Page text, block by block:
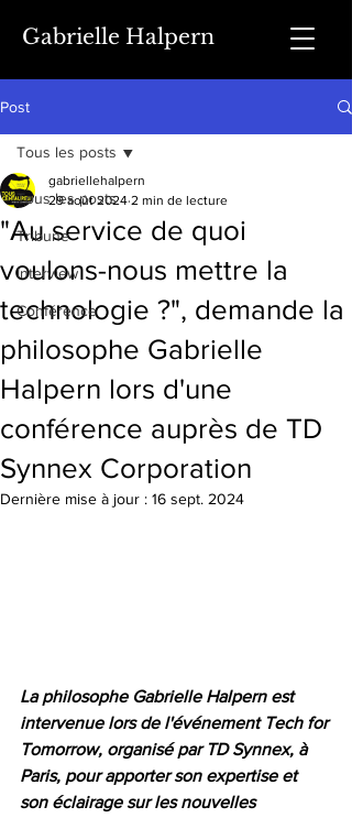
Gabrielle Halpern
Post
Tous les posts
Tribune
Interview
Conférence
Tous les posts
"Au service de quoi
voulons-nous mettre la
technologie ?", demande la
philosophe Gabrielle
Halpern lors d'une
conférence auprès de TD
Synnex Corporation
gabriellehalpern
29 août 2024 2 min de lecture
Dernière mise à jour : 16 sept. 2024
La philosophe Gabrielle Halpern est
intervenue lors de l'événement Tech for
Tomorrow, organisé par TD Synnex, à
Paris, pour apporter son expertise et
son éclairage sur les nouvelles